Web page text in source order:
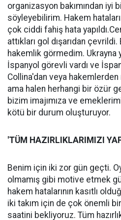
organizasyon bakımından iyi
söyleyebilirim. Hakem
çok ciddi fahiş hata
attıkları gol dışarıdan
hakemlik görmedim.
İspanyol görevli vardı ve
Collina'dan veya
ama halen herhangi bir özür
bizim imajımıza ve
kötü bir durum oluşturuyor.
'TÜM HAZIRLIKLARIMIZI
Benim için iki zor gün geçti.
olmamış gibi motive etmek
hakem hatalarının kasıtlı
iki takım için de çok önemli
saatini bekliyoruz. Tüm